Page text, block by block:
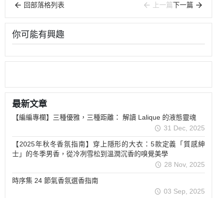
回部落格列表 上一篇下一篇
你可能有興趣
最新文章
【編編專欄】三種優雅，三種距離： 解讀 Lalique 的液態靈魂
31 Dec, 2025
【2025年秋冬香氛指南】穿上隱形的大衣：5款定義「質感紳
士」的冬季男香，從冷冽雪松到溫潤沉香的嗅覺美學
28 Nov, 2025
時序集 24 節氣香氛選香指南
03 Sep, 2025